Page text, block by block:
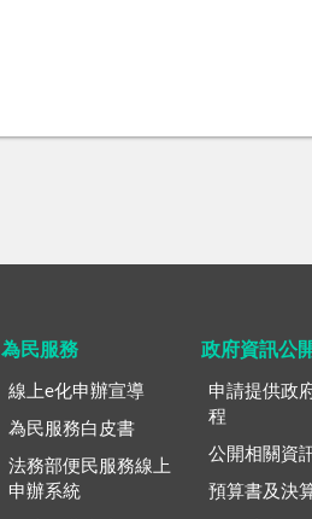
為民服務
線上e化申辦宣導
為民服務白皮書
法務部便民服務線上
申辦系統
政府資訊公
申請提供政
程
公開相關資
預算書及決